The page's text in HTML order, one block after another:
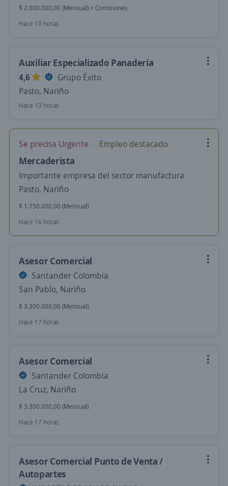
$ 2.000.000,00 (Mensual) + Comisiones
Hace 10 horas
Auxiliar Especializado Panadería
4,6
Grupo Éxito
Pasto, Nariño
Hace 13 horas
Se precisa Urgente Empleo destacado
Mercaderista
Importante empresa del sector manufactura
Pasto, Nariño
$ 1.750.000,00 (Mensual)
Hace 16 horas
Asesor Comercial
Santander Colombia
San Pablo, Nariño
$ 3.300.000,00 (Mensual)
Hace 17 horas
Asesor Comercial
Santander Colombia
La Cruz, Nariño
$ 3.300.000,00 (Mensual)
Hace 17 horas
Asesor Comercial Punto de Venta /
Autopartes